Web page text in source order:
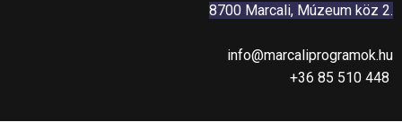
8700 Marcali, Múzeum köz 2.
info@marcaliprogramok.hu
+36 85 510 448